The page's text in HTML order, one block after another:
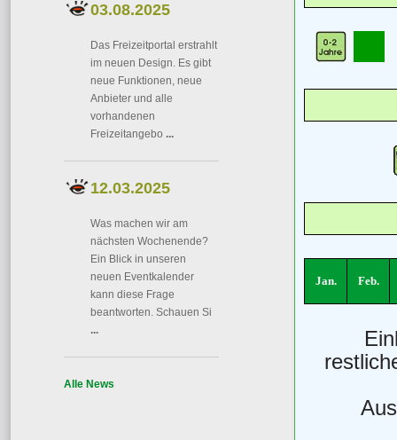
03.08.2025
Das Freizeitportal erstrahlt
im neuen Design. Es gibt
neue Funktionen, neue
Anbieter und alle
vorhandenen
Freizeitangebo ...
12.03.2025
Was machen wir am
nächsten Wochenende?
Ein Blick in unseren
neuen Eventkalender
kann diese Frage
beantworten. Schauen Si
...
Alle News
Jan. Feb.